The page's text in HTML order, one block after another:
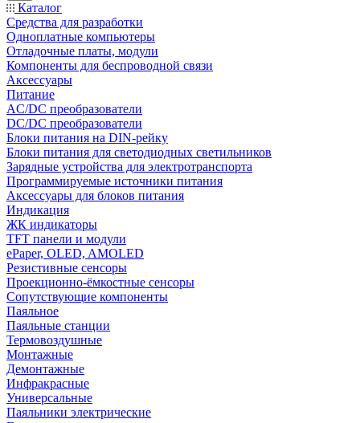
Каталог
Средства для разработки
Одноплатные компьютеры
Отладочные платы, модули
Компоненты для беспроводной связи
Аксессуары
Питание
AC/DC преобразователи
DC/DC преобразователи
Блоки питания на DIN-рейку
Блоки питания для светодиодных светильников
Зарядные устройства для электротранспорта
Программируемые источники питания
Аксессуары для блоков питания
Индикация
ЖК индикаторы
TFT панели и модули
ePaper, OLED, AMOLED
Резистивные сенсоры
Проекционно-ёмкостные сенсоры
Сопутствующие компоненты
Паяльное
Паяльные станции
Термовоздушные
Монтажные
Демонтажные
Инфракрасные
Универсальные
Паяльники электрические